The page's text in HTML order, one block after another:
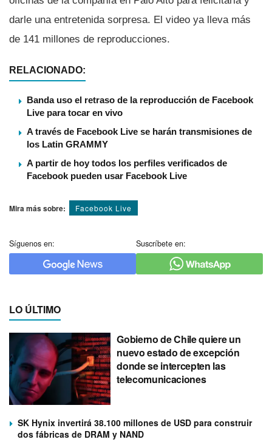
darle una entretenida sorpresa. El video ya lleva más
de 141 millones de reproducciones.
RELACIONADO:
Banda uso el retraso de la reproducción de Facebook
Live para tocar en vivo
A través de Facebook Live se harán transmisiones de
los Latin GRAMMY
A partir de hoy todos los perfiles verificados de
Facebook pueden usar Facebook Live
Mira más sobre: Facebook Live
Síguenos en: Suscríbete en:
LO ÚLTIMO
Gobierno de Chile quiere un
nuevo estado de excepción
donde se intercepten las
telecomunicaciones
SK Hynix invertirá 38.100 millones de USD para construir
dos fábricas de DRAM y NAND